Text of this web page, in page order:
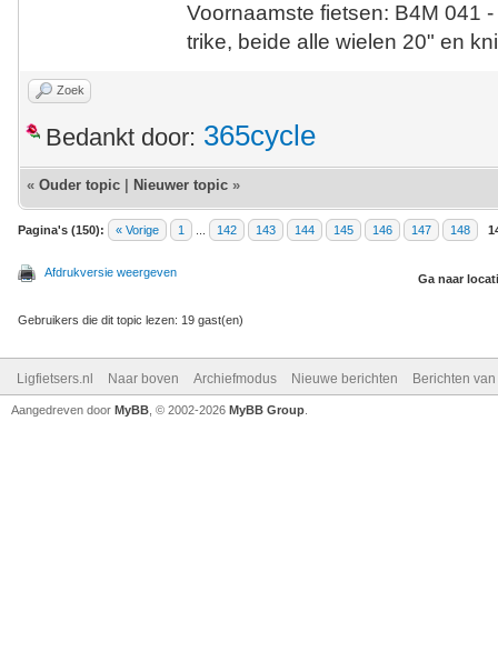
Voornaamste fietsen: B4M
trike, beide alle wielen 20" en
Zoek
Bedankt door: 365cycle
« Ouder topic Nieuwer topic »
Pagina's (150): « Vorige 1 142 143 144 145 146 147 148
Afdrukversie weergeven Ga naar
Gebruikers die dit topic lezen: 19 gast(en)
Ligfietsers.nl Naar boven Archiefmodus Nieuwe berichten Berichten
Aangedreven door MyBB , © 2002-2026 MyBB Group